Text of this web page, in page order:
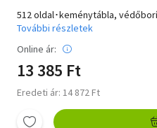
512 oldal･keménytábla,
További részletek
Online ár:
13 385 Ft
Eredeti ár: 14 872 Ft